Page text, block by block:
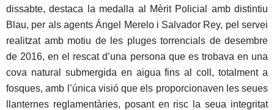
dissabte, destaca la medalla al Mèrit Policial amb distintiu
Blau, per als agents Ángel Merelo i Salvador Rey, pel servei
realitzat amb motiu de les pluges torrencials de desembre
de 2016, en el rescat d’una persona que es trobava en una
cova natural submergida en aigua fins al coll, totalment a
fosques, amb l’única visió que els proporcionaven les seues
llanternes reglamentàries, posant en risc la seua integritat